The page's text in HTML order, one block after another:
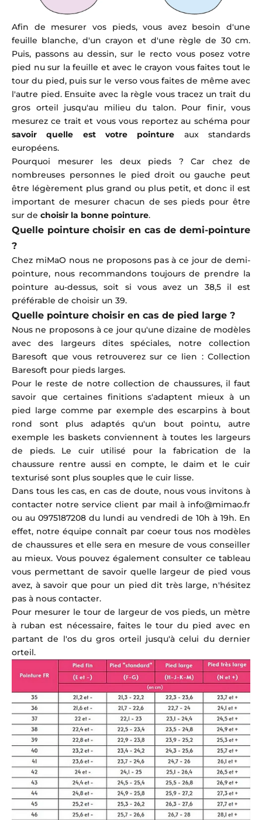
Afin de mesurer vos pieds, vous avez besoin d'une
feuille blanche, d'un crayon et d'une règle de 30 cm.
Puis, passons au dessin, sur le recto vous posez votre
pied nu sur la feuille et avec le crayon vous faites tout le
tour du pied, puis sur le verso vous faites de même avec
l'autre pied. Ensuite avec la règle vous tracez un trait du
gros orteil jusqu'au milieu du talon. Pour finir, vous
mesurez ce trait et vous vous reportez au schéma pour
savoir quelle est votre pointure aux standards
européens.
Pourquoi mesurer les deux pieds ? Car chez de
nombreuses personnes le pied droit ou gauche peut
être légèrement plus grand ou plus petit, et donc il est
important de mesurer chacun de ses pieds pour être
sur de choisir la bonne pointure.
Quelle pointure choisir en cas de demi-pointure
?
Chez miMaO nous ne proposons pas à ce jour de demi-
pointure, nous recommandons toujours de prendre la
pointure au-dessus, soit si vous avez un 38,5 il est
préférable de choisir un 39.
Quelle pointure choisir en cas de pied large ?
Nous ne proposons à ce jour qu'une dizaine de modèles
avec des largeurs dites spéciales, notre collection
Baresoft que vous retrouverez sur ce lien : Collection
Baresoft pour pieds larges.
Pour le reste de notre collection de chaussures, il faut
savoir que certaines finitions s'adaptent mieux à un
pied large comme par exemple des escarpins à bout
rond sont plus adaptés qu'un bout pointu, autre
exemple les baskets conviennent à toutes les largeurs
de pieds. Le cuir utilisé pour la fabrication de la
chaussure rentre aussi en compte, le daim et le cuir
texturisé sont plus souples que le cuir lisse.
Dans tous les cas, en cas de doute, nous vous invitons à
contacter notre service client par mail à info@mimao.fr
ou au 0975187208 du lundi au vendredi de 10h à 19h. En
effet, notre équipe connaît par coeur tous nos modèles
de chaussures et elle sera en mesure de vous conseiller
au mieux. Vous pouvez également consulter ce tableau
vous permettant de savoir quelle largeur de pied vous
avez, à savoir que pour un pied dit très large, n'hésitez
pas à nous contacter.
Pour mesurer le tour de largeur de vos pieds, un mètre
à ruban est nécessaire, faites le tour du pied avec en
partant de l'os du gros orteil jusqu'à celui du dernier
orteil.